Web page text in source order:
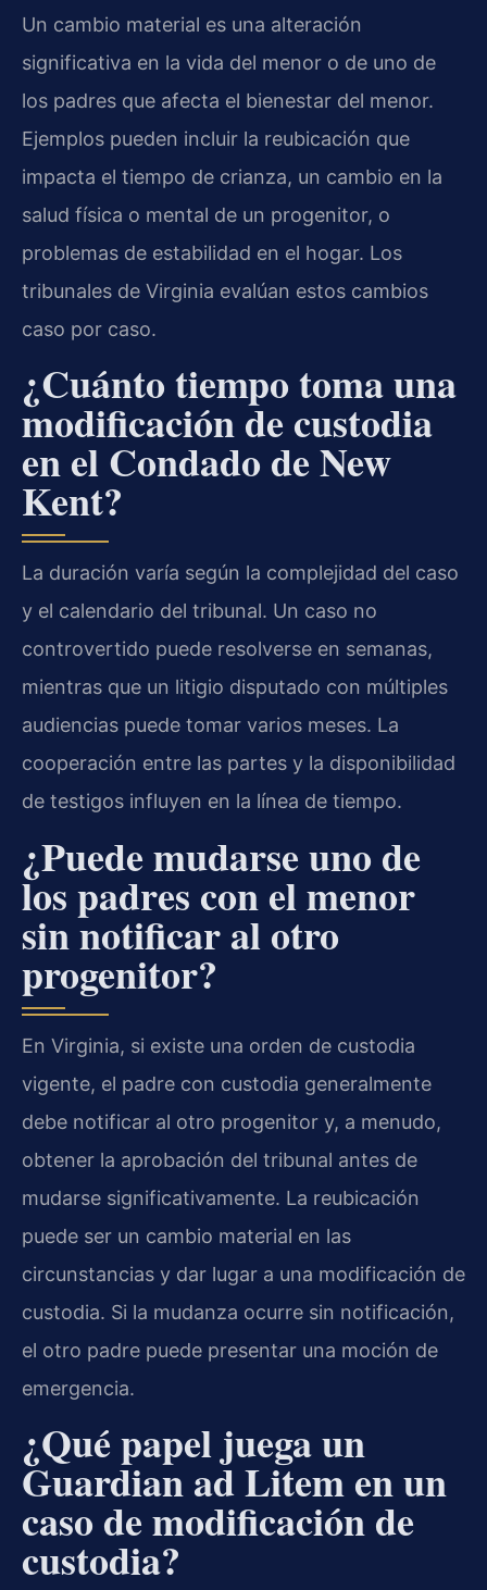
Un cambio material es una alteración
significativa en la vida del menor o de uno de
los padres que afecta el bienestar del menor.
Ejemplos pueden incluir la reubicación que
impacta el tiempo de crianza, un cambio en la
salud física o mental de un progenitor, o
problemas de estabilidad en el hogar. Los
tribunales de Virginia evalúan estos cambios
caso por caso.
¿Cuánto tiempo toma una
modificación de custodia
en el Condado de New
Kent?
La duración varía según la complejidad del caso
y el calendario del tribunal. Un caso no
controvertido puede resolverse en semanas,
mientras que un litigio disputado con múltiples
audiencias puede tomar varios meses. La
cooperación entre las partes y la disponibilidad
de testigos influyen en la línea de tiempo.
¿Puede mudarse uno de
los padres con el menor
sin notificar al otro
progenitor?
En Virginia, si existe una orden de custodia
vigente, el padre con custodia generalmente
debe notificar al otro progenitor y, a menudo,
obtener la aprobación del tribunal antes de
mudarse significativamente. La reubicación
puede ser un cambio material en las
circunstancias y dar lugar a una modificación de
custodia. Si la mudanza ocurre sin notificación,
el otro padre puede presentar una moción de
emergencia.
¿Qué papel juega un
Guardian ad Litem en un
caso de modificación de
custodia?